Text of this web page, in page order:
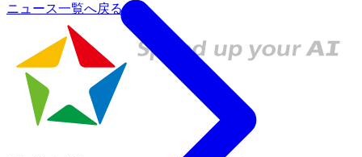
ニュース一覧へ戻る